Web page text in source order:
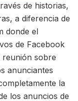
de historias,
a diferencia de
donde el
de Facebook
reunión sobre
anunciantes
la
los anuncios de